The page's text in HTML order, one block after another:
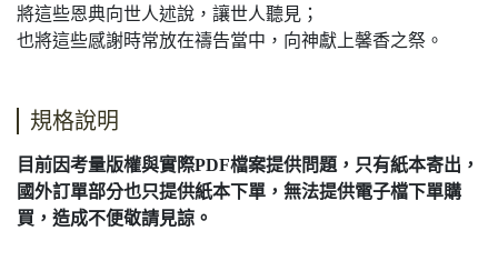
將這些恩典向世人述說，讓世人聽見；
也將這些感謝時常放在禱告當中，向神獻上馨香之祭。
規格說明
目前因考量版權與實際PDF檔案提供問題，只有紙本寄出，
國外訂單部分也只提供紙本下單，無法提供電子檔下單購
買，造成不便敬請見諒。